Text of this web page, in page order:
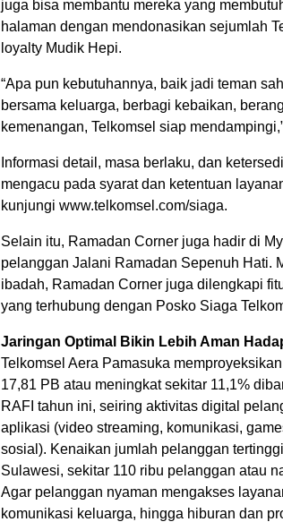
juga bisa membantu mereka yang
halaman dengan mendonasikan sejumlah
loyalty Mudik Hepi.
“Apa pun kebutuhannya, baik jadi teman
bersama keluarga, berbagi kebaikan,
kemenangan, Telkomsel siap
Informasi detail, masa berlaku, dan
mengacu pada syarat dan ketentuan
kunjungi www.telkomsel.com/siaga.
Selain itu, Ramadan Corner juga hadir di
pelanggan Jalani Ramadan Sepenuh Hati.
ibadah, Ramadan Corner juga dilengkapi
yang terhubung dengan Posko Siaga
Jaringan Optimal Bikin Lebih Aman
Telkomsel Aera Pamasuka
17,81 PB atau meningkat sekitar 11,1%
RAFI tahun ini, seiring aktivitas digital
aplikasi (video streaming, komunikasi,
sosial). Kenaikan jumlah pelanggan
Sulawesi, sekitar 110 ribu pelanggan atau
Agar pelanggan nyaman mengakses
komunikasi keluarga, hingga hiburan dan